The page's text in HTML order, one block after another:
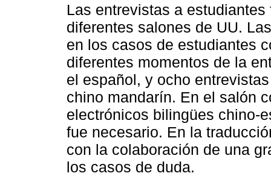
Las entrevistas a
diferentes salones de UU.
en los casos de estudiantes
diferentes momentos de la
el español, y ocho
chino mandarín. En el salón
electrónicos bilingües chino-
fue necesario. En la
con la colaboración de una
los casos de duda.